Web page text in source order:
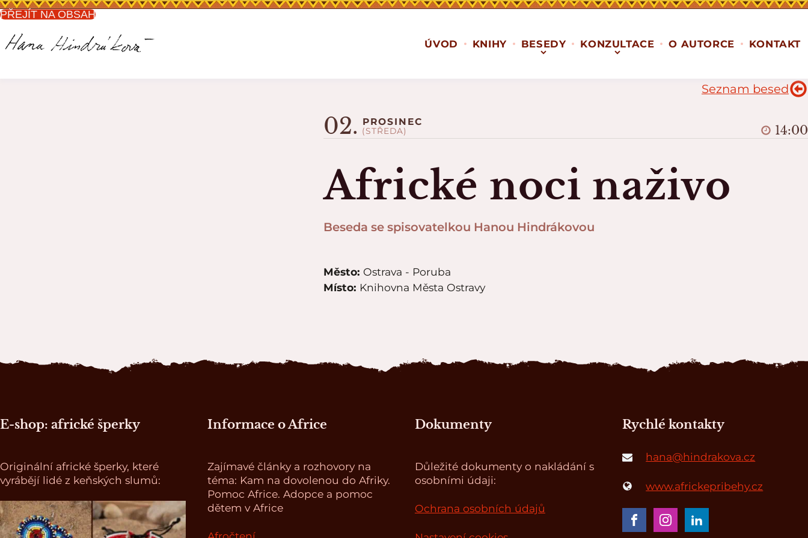
PŘEJÍT NA OBSAH
ÚVOD KNIHY BESEDY KONZULTACE O AUTORCE KONTAKT
Seznam besed
Beseda se spisovatelkou Hanou Hindrákovou
Africké noci naživo
02. PROSINEC
(STŘEDA) 14:00
Město: Ostrava - Poruba
Místo: Knihovna Města Ostravy
Zápatí stránky
E-shop: africké šperky
Originální africké šperky, které
vyrábějí lidé z keňských slumů:
Informace o Africe
Zajímavé články a rozhovory na
téma: Kam na dovolenou do Afriky.
Pomoc Africe. Adopce a pomoc
dětem v Africe
Dokumenty
Důležité dokumenty o nakládání s
osobními údaji:
Ochrana osobních údajů
Rychlé kontakty
hana@hindrakova.cz
www.africkepribehy.cz